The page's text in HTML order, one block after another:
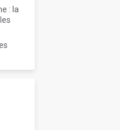
: la